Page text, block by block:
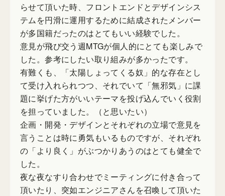
らせて頂いた時、フロントエンドとデザインシス
テムを円滑に運用するために結成されたメンバー
が多国籍だったのはとてもいい経験でした。
意見が飛び交う週MTGが個人的にとても楽しみで
した。参考にしたい取り組みが多かったです。
有難くも、「太陽しょってくる奴」的な存在とし
て受け入れられつつ、それでいて「無邪気」に課
題に挙げた方がいいテーマを投げ込んでいく役割
を担っていました。（と思いたい）
企画・開発・デザインとそれぞれの立場で意見を
言うことは時に勇気もいるものですが、それぞれ
の「より良く」がぶつかりあうのはとても健全で
した。
夜な夜なすり合わせでミーティングに付き合って
頂いたり、突如エンジニアさんを召喚して頂いた